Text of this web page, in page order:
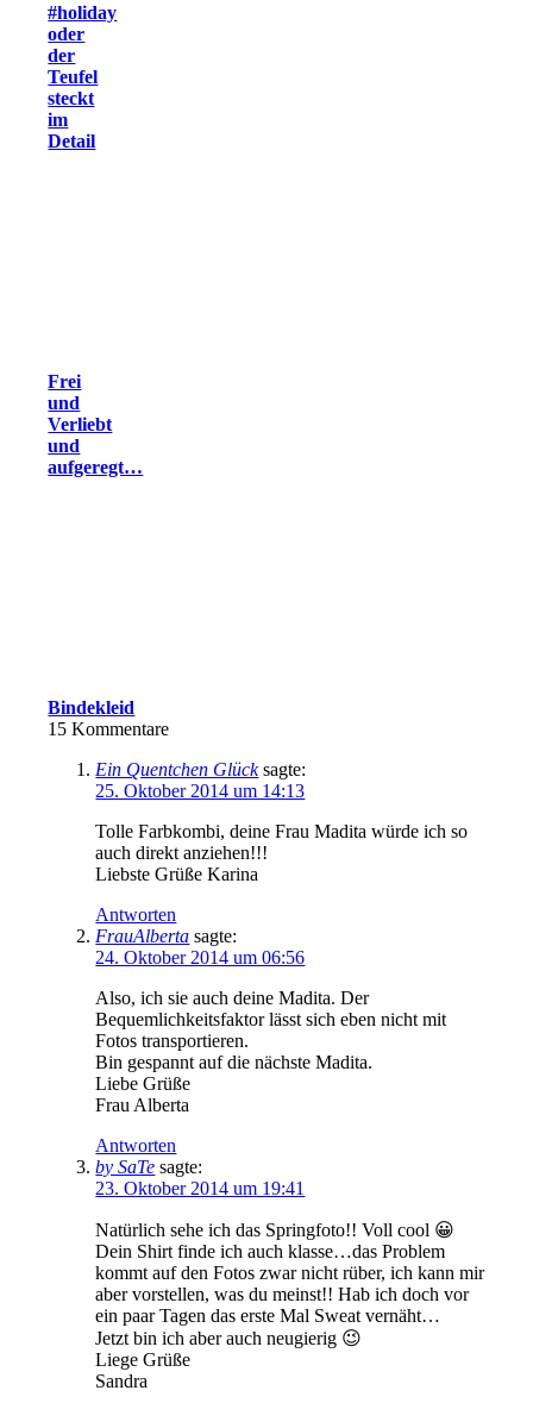
#holiday
oder
der
Teufel
steckt
im
Detail
Frei
und
Verliebt
und
aufgeregt…
Bindekleid
15 Kommentare
Ein Quentchen Glück sagte:
25. Oktober 2014 um 14:13
Tolle Farbkombi, deine Frau Madita würde ich so
auch direkt anziehen!!!
Liebste Grüße Karina
Antworten
FrauAlberta sagte:
24. Oktober 2014 um 06:56
Also, ich sie auch deine Madita. Der
Bequemlichkeitsfaktor lässt sich eben nicht mit
Fotos transportieren.
Bin gespannt auf die nächste Madita.
Liebe Grüße
Frau Alberta
Antworten
by SaTe sagte:
23. Oktober 2014 um 19:41
Natürlich sehe ich das Springfoto!! Voll cool 😀
Dein Shirt finde ich auch klasse…das Problem
kommt auf den Fotos zwar nicht rüber, ich kann mir
aber vorstellen, was du meinst!! Hab ich doch vor
ein paar Tagen das erste Mal Sweat vernäht…
Jetzt bin ich aber auch neugierig 😉
Liege Grüße
Sandra